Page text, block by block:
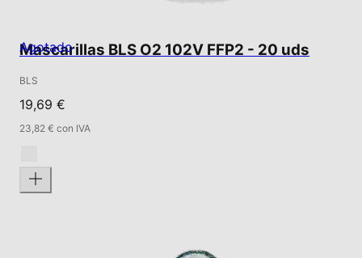
Agotado
Mascarillas BLS O2 102V FFP2 - 20 uds
BLS
19,69 €
23,82 € con IVA